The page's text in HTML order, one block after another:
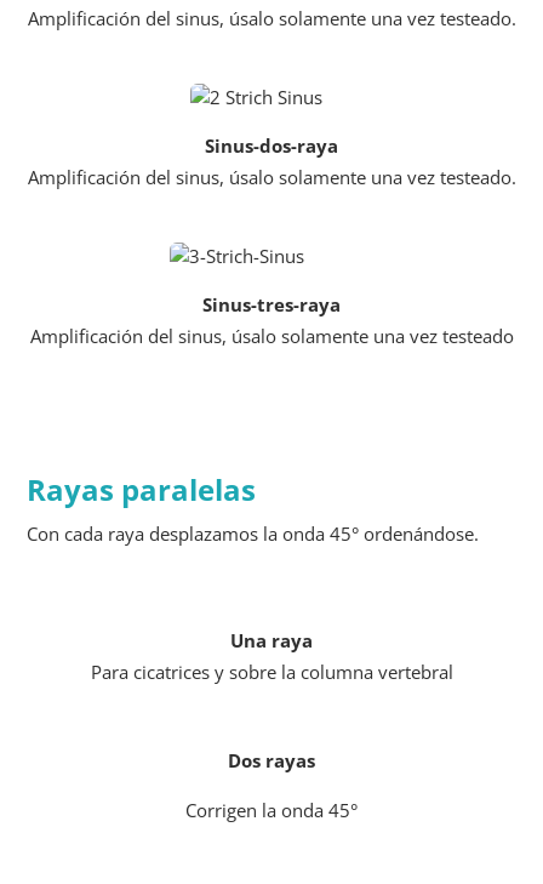
Amplificación del sinus, úsalo solamente una vez testeado.
Sinus-dos-raya
Amplificación del sinus, úsalo solamente una vez testeado.
Sinus-tres-raya
Amplificación del sinus, úsalo solamente una vez testeado
Rayas paralelas
Con cada raya desplazamos la onda 45° ordenándose.
Una raya
Para cicatrices y sobre la columna vertebral
Dos rayas
Corrigen la onda 45°